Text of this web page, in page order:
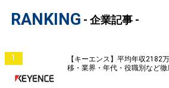
RANKING - 企業記事 -
1
【キーエンス】平均年収2182
移・業界・年代・役職別など徹